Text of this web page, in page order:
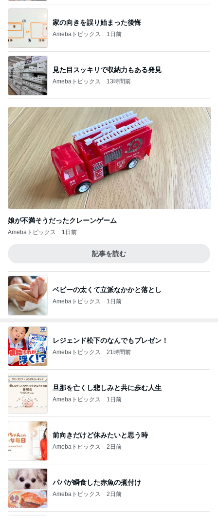
家の向きを誤り始まった後悔
Amebaトピックス 1日前
見た目スッキリで収納力もある発見
Amebaトピックス 13時間前
娘が不満そうだったクレーンゲーム
Amebaトピックス 1日前
記事を読む
ベビーの太くて立派なかかと落とし
Amebaトピックス 1日前
レジェンド松下のなんでもプレゼン！
Amebaトピックス 21時間前
旦那を亡くし悲しみと共に歩む人生
Amebaトピックス 1日前
前向きだけど休みたいと思う時
Amebaトピックス 2日前
パパが瞬食した赤魚の煮付け
Amebaトピックス 2日前